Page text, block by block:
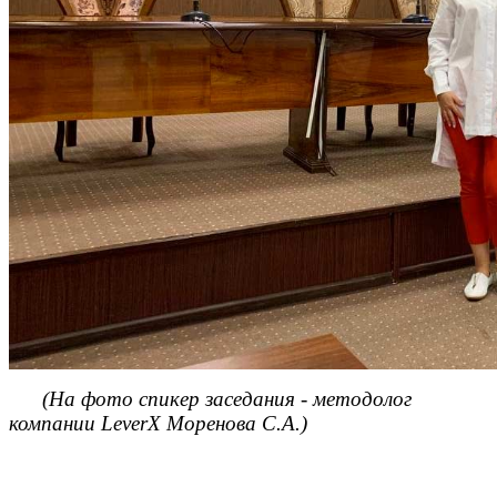
(На фото спикер заседания - методолог
компании LeverX Моренова С.А.)